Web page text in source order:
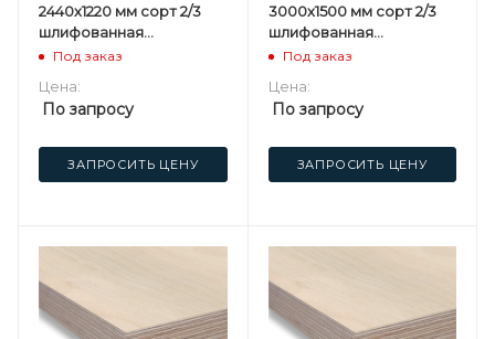
2440х1220 мм сорт 2/3
шлифованная
березовая
Под заказ
Цена:
По запросу
ЗАПРОСИТЬ ЦЕНУ
3000х1500 мм сорт 2/3
шлифованная
березовая
Под заказ
Цена:
По запросу
ЗАПРОСИТЬ ЦЕНУ